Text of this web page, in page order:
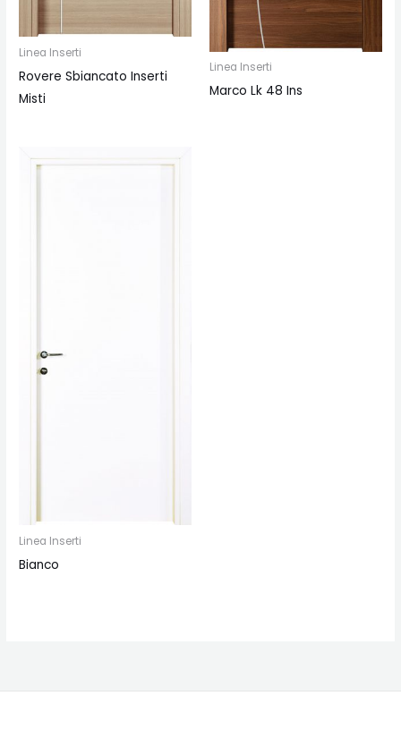
Linea Inserti
Rovere Sbiancato Inserti
Misti
Linea Inserti
Marco Lk 48 Ins
Linea Inserti
Bianco